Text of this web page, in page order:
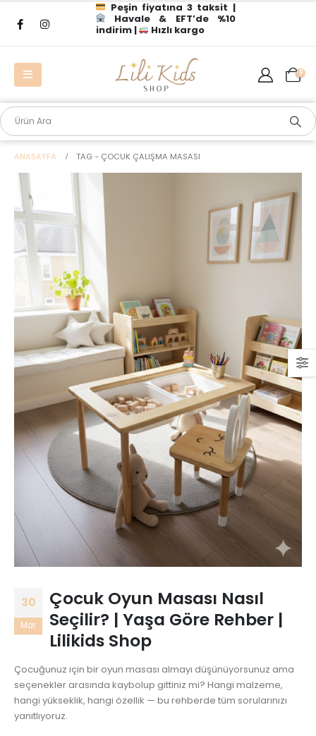
Peşin fiyatına 3 taksit |
Havale & EFT’de %10
indirim |
Hızlı kargo
0
ANASAYFA TAG - ÇOCUK ÇALIŞMA MASASI
30
Mar
Çocuk Oyun Masası Nasıl
Seçilir? | Yaşa Göre Rehber |
Lilikids Shop
Çocuğunuz için bir oyun masası almayı düşünüyorsunuz ama
seçenekler arasında kaybolup gittiniz mi? Hangi malzeme,
hangi yükseklik, hangi özellik — bu rehberde tüm sorularınızı
yanıtlıyoruz.